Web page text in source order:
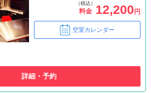
（税込）
料金 12,200 円
空室カレンダー
詳細・予約